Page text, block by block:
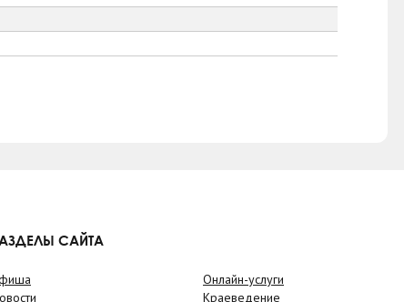
САЙТА
Онлайн-услуги
Краеведение